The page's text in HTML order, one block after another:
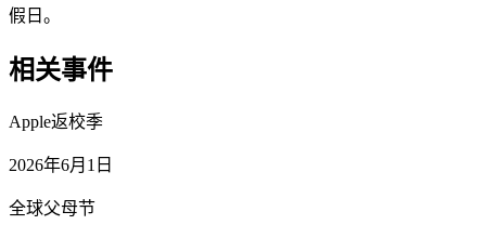
假日。
相关事件
Apple返校季
2026年6月1日
全球父母节